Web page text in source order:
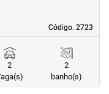
Código. 2723
Código. 2723
2
2
banho(s)